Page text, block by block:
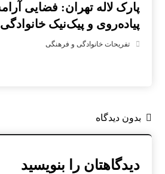
پارک لاله تهران: فضایی
پیاده‌روی و پیک‌نیک خانوادگی
تفریحات خانوادگی و فرهنگی
بدون دیدگاه
دیدگاهتان را بنویسید